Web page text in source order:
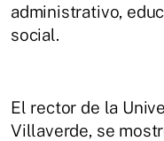
administrativo,
social.
El rector de la
Villaverde, se